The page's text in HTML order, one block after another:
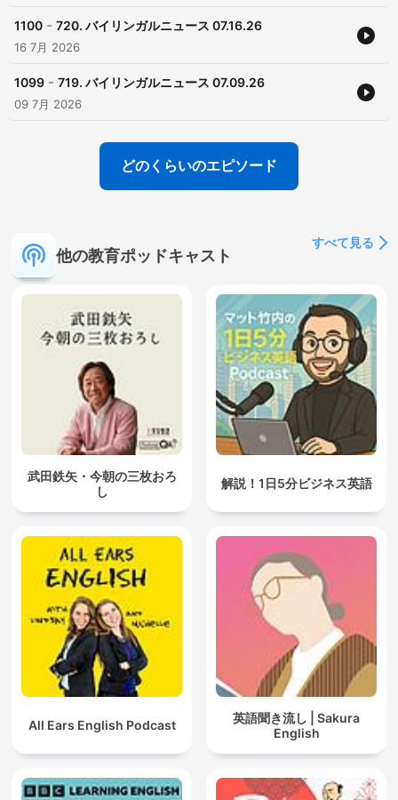
1100 - 720. バイリンガルニュース 07.16.26
16 7月 2026
1099 - 719. バイリンガルニュース 07.09.26
09 7月 2026
どのくらいのエピソード
他の教育ポッドキャスト
すべて見る
武田鉄矢・今朝の三枚おろ
し
解説！1日5分ビジネス英語
All Ears English Podcast
英語聞き流し | Sakura
English